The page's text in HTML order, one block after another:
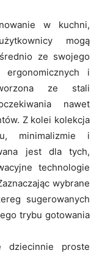
w kuchni,
mogą
ze swojego
ergonomicznych i
ze stali
nawet
Z kolei kolekcja
minimalizmie i
jest dla tych,
technologie
wybrane
sugerowanych
trybu gotowania
proste